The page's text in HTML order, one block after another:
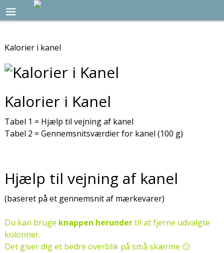
Kalorier i kanel
Kalorier i Kanel
Tabel 1 = Hjælp til vejning af kanel
Tabel 2 = Gennemsnitsværdier for kanel (100 g)
Hjælp til vejning af kanel
(baseret på et gennemsnit af mærkevarer)
Du kan bruge knappen herundertil at fjerne udvalgte
kolonner.
Det giver dig et bedre overblik på små skærme 🙂